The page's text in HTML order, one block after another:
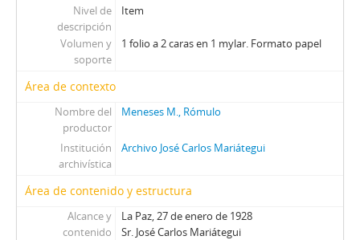
Nivel de
descripción
Item
Volumen y
soporte
1 folio a 2 caras en 1 mylar. Formato papel
Área de contexto
Nombre del
productor
Meneses M., Rómulo
Institución
archivística
Archivo José Carlos Mariátegui
Área de contenido y estructura
Alcance y
contenido
La Paz, 27 de enero de 1928
Sr. José Carlos Mariátegui